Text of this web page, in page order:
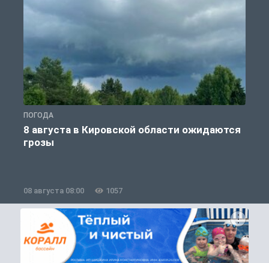
ПОГОДА
8 августа в Кировской области ожидаются
грозы
08 августа 08:00 1057